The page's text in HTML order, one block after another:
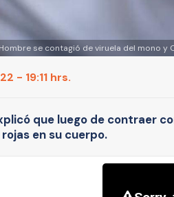
se contagió de viruela del mono y
- 19:11 hrs.
que luego de contraer
en su cuerpo.